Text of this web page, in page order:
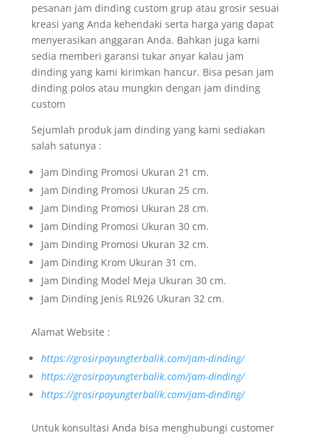
pesanan jam dinding custom grup atau grosir sesuai
kreasi yang Anda kehendaki serta harga yang dapat
menyerasikan anggaran Anda. Bahkan juga kami
sedia memberi garansi tukar anyar kalau jam
dinding yang kami kirimkan hancur. Bisa pesan jam
dinding polos atau mungkin dengan jam dinding
custom
Sejumlah produk jam dinding yang kami sediakan
salah satunya :
Jam Dinding Promosi Ukuran 21 cm.
Jam Dinding Promosi Ukuran 25 cm.
Jam Dinding Promosi Ukuran 28 cm.
Jam Dinding Promosi Ukuran 30 cm.
Jam Dinding Promosi Ukuran 32 cm.
Jam Dinding Krom Ukuran 31 cm.
Jam Dinding Model Meja Ukuran 30 cm.
Jam Dinding Jenis RL926 Ukuran 32 cm.
Alamat Website :
https://grosirpayungterbalik.com/jam-dinding/
https://grosirpayungterbalik.com/jam-dinding/
https://grosirpayungterbalik.com/jam-dinding/
Untuk konsultasi Anda bisa menghubungi customer